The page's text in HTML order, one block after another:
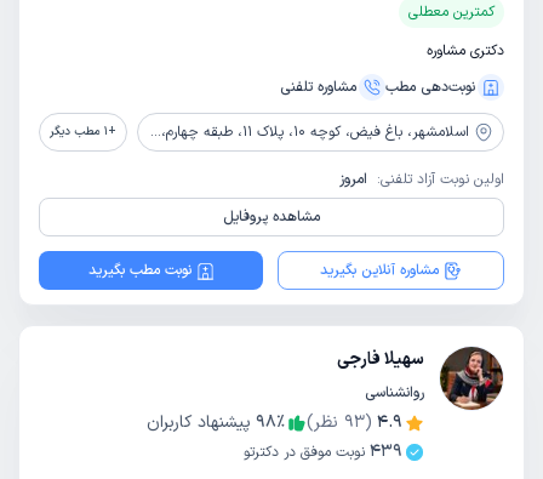
کمترین معطلی
دکتری مشاوره
نوبت‌دهی مطب
مشاوره‌ تلفنی
اسلامشهر، باغ فیض، کوچه 10، پلاک 11، طبقه چهارم، واحد 4 +
1 مطب دیگر
اولین نوبت آزاد تلفنی: امروز
مشاهده پروفایل
مشاوره آنلاین بگیرید نوبت مطب بگیرید
سهیلا فارجی
روانشناسی
4.9
(
93 نظر) 98٪
پیشنهاد کاربران
439 نوبت موفق در دکترتو